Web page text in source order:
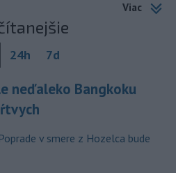
Viac
24h 7d
neďaleko Bangkoku
v smere z Hozelca bude